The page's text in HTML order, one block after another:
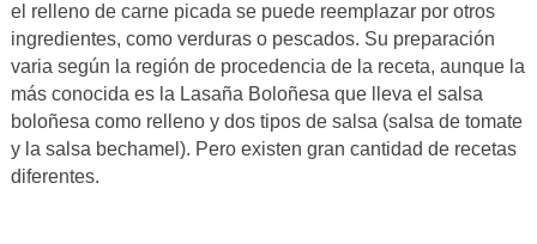
el relleno de carne picada se puede reemplazar por otros
ingredientes, como verduras o pescados. Su preparación
varia según la región de procedencia de la receta, aunque la
más conocida es la Lasaña Boloñesa que lleva el salsa
boloñesa como relleno y dos tipos de salsa (salsa de tomate
y la salsa bechamel). Pero existen gran cantidad de recetas
diferentes.